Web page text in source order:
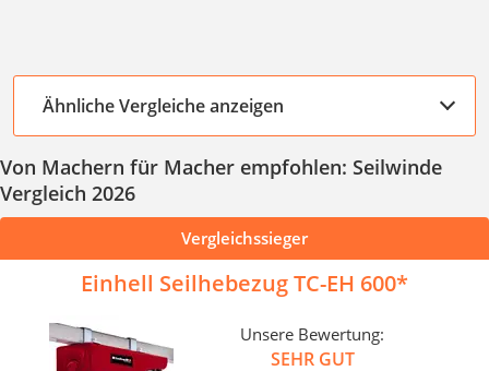
Ähnliche Vergleiche anzeigen
Von Machern für Macher empfohlen: Seilwinde
Vergleich 2026
Vergleichssieger
Einhell Seilhebezug TC-EH 600
Unsere Bewertung:
SEHR GUT